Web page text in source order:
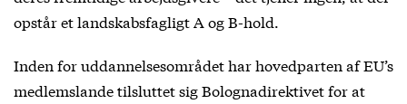
opstår et landskabsfagligt A og B-hold.
Inden for uddannelsesområdet har hovedparten af EU’s
medlemslande tilsluttet sig Bolognadirektivet for at